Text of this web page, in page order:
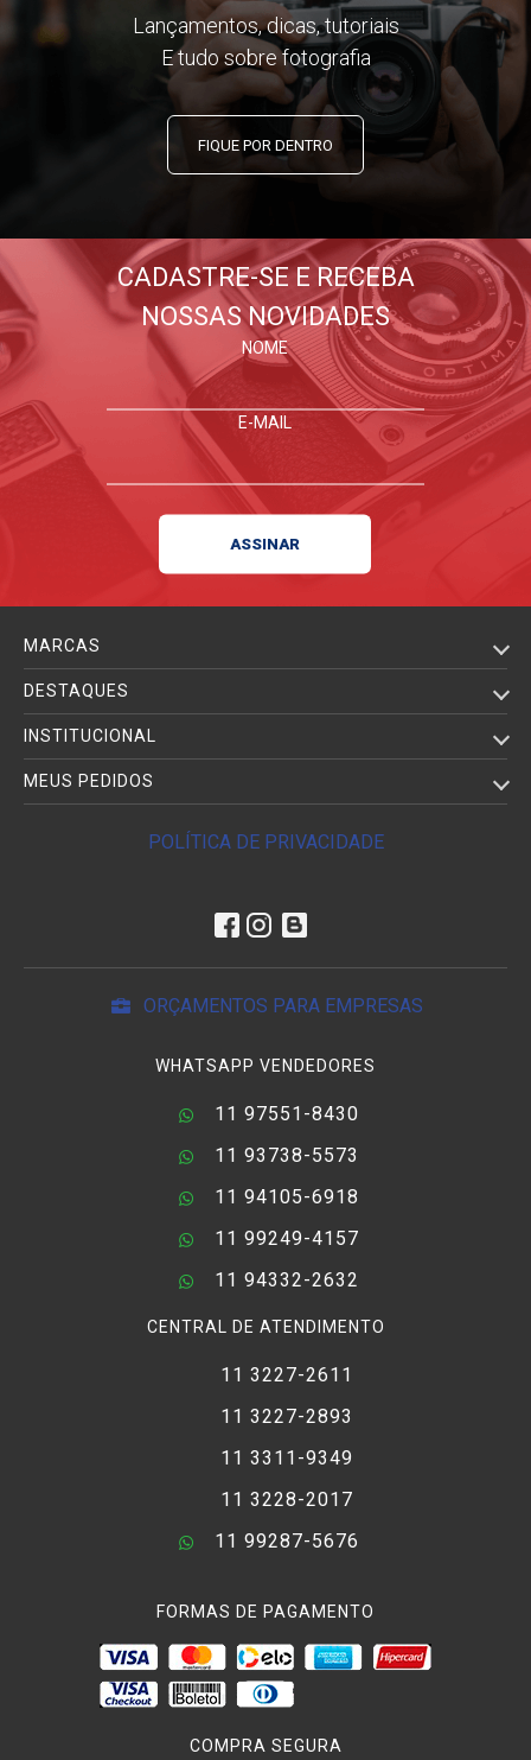
Lançamentos, dicas, tutoriais
E tudo sobre fotografia
FIQUE POR DENTRO
CADASTRE-SE E RECEBA
NOSSAS NOVIDADES
NOME
E-MAIL
MARCAS
DESTAQUES
INSTITUCIONAL
MEUS PEDIDOS
POLÍTICA DE PRIVACIDADE
ORÇAMENTOS PARA EMPRESAS
WHATSAPP VENDEDORES
11 97551-8430
11 93738-5573
11 94105-6918
11 99249-4157
11 94332-2632
CENTRAL DE ATENDIMENTO
11 3227-2611
11 3227-2893
11 3311-9349
11 3228-2017
11 99287-5676
FORMAS DE PAGAMENTO
COMPRA SEGURA